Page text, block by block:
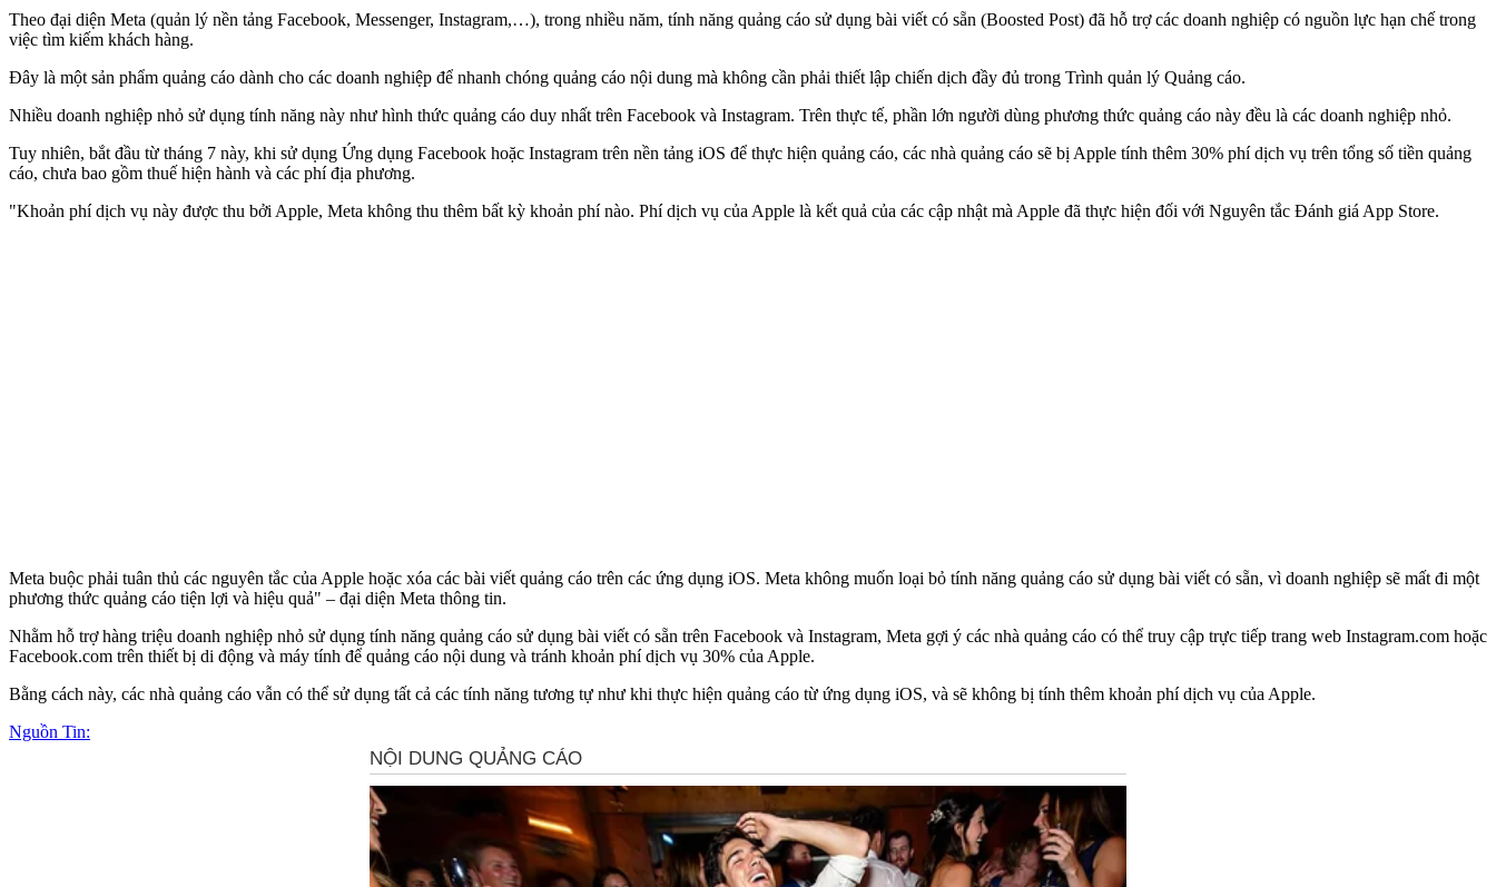
Theo đại diện Meta (quản lý nền tảng Facebook, Messenger, Instagram,…), trong nhiều năm, tính năng quảng cáo sử dụng bài viết có sẵn (Boosted Post) đã hỗ trợ các doanh nghiệp có nguồn lực hạn chế trong
việc tìm kiếm khách hàng.
Đây là một sản phẩm quảng cáo dành cho các doanh nghiệp để nhanh chóng quảng cáo nội dung mà không cần phải thiết lập chiến dịch đầy đủ trong Trình quản lý Quảng cáo.
Nhiều doanh nghiệp nhỏ sử dụng tính năng này như hình thức quảng cáo duy nhất trên Facebook và Instagram. Trên thực tế, phần lớn người dùng phương thức quảng cáo này đều là các doanh nghiệp nhỏ.
Tuy nhiên, bắt đầu từ tháng 7 này, khi sử dụng Ứng dụng Facebook hoặc Instagram trên nền tảng iOS để thực hiện quảng cáo, các nhà quảng cáo sẽ bị Apple tính thêm 30% phí dịch vụ trên tổng số tiền quảng
cáo, chưa bao gồm thuế hiện hành và các phí địa phương.
"Khoản phí dịch vụ này được thu bởi Apple, Meta không thu thêm bất kỳ khoản phí nào. Phí dịch vụ của Apple là kết quả của các cập nhật mà Apple đã thực hiện đối với Nguyên tắc Đánh giá App Store.
Meta buộc phải tuân thủ các nguyên tắc của Apple hoặc xóa các bài viết quảng cáo trên các ứng dụng iOS. Meta không muốn loại bỏ tính năng quảng cáo sử dụng bài viết có sẵn, vì doanh nghiệp sẽ mất đi một
phương thức quảng cáo tiện lợi và hiệu quả" – đại diện Meta thông tin.
Nhằm hỗ trợ hàng triệu doanh nghiệp nhỏ sử dụng tính năng quảng cáo sử dụng bài viết có sẵn trên Facebook và Instagram, Meta gợi ý các nhà quảng cáo có thể truy cập trực tiếp trang web Instagram.com hoặc
Facebook.com trên thiết bị di động và máy tính để quảng cáo nội dung và tránh khoản phí dịch vụ 30% của Apple.
Bằng cách này, các nhà quảng cáo vẫn có thể sử dụng tất cả các tính năng tương tự như khi thực hiện quảng cáo từ ứng dụng iOS, và sẽ không bị tính thêm khoản phí dịch vụ của Apple.
Nguồn Tin: